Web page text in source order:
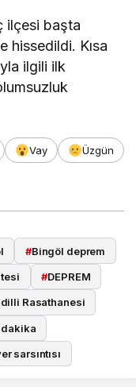
ilçesi başta
hissedildi. Kısa
ilgili ilk
Vay
Üzgün
#Bingöl deprem
#DEPREM
Rasathanesi
dakika
sarsıntısı